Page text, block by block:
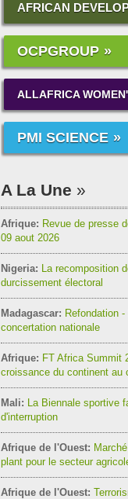
AFRICAN
OCPGROUP
ALLAFRICA
PMI SCIENCE
A La Une
Afrique: Revue de presse
09 aout 2026
Nigeria: La recomposition
durcissement électoral
Madagascar: Refondation
concertation nationale
Afrique: FT Africa Summit
croissance du continent au
Mali: La Biennale sportive
d'interruption
Afrique de l'Ouest:
plant pour le secteur
Afrique de l'Ouest: